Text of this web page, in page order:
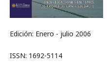
Edición: Enero - julio 2006
ISSN: 1692-5114